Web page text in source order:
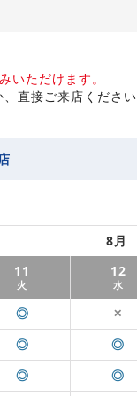
いただけます。
直接ご来店ください
8月
11
火
12
水
◎ ✕
◎ ◎
◎ ◎